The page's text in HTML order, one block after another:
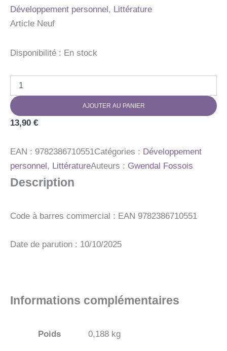
Développement personnel, Littérature
Article Neuf
Disponibilité : En stock
KAAMELOTT
:
LES
DE
L'HISTOIRE
AJOUTER AU PANIER
13,90 €
EAN : 9782386710551Catégories : Développement
personnel , LittératureAuteurs : Gwendal Fossois
Description
Code à barres commercial : EAN 9782386710551
Date de parution : 10/10/2025
Informations complémentaires
Poids 0,188 kg